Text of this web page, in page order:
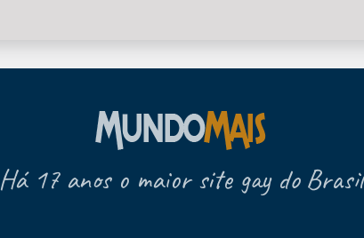
Há 17 anos o maior site gay do Brasil